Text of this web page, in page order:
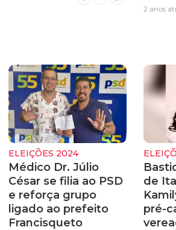
2 anos
ELEIÇÕES 2024
Médico Dr. Júlio
César se filia ao PSD
e reforça grupo
ligado ao prefeito
Francisqueto
de
pré-